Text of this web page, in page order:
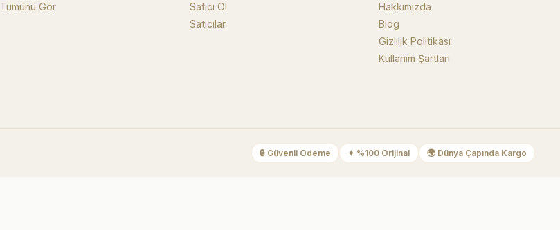
Tümünü Gör
Satıcı Ol
Satıcılar
Hakkımızda
Blog
Gizlilik Politikası
Kullanım Şartları
🔒 Güvenli Ödeme ✦ %100 Orijinal 🌍 Dünya Çapında Kargo